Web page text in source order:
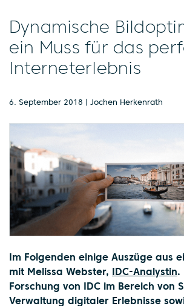
Dynamische
ein Muss für das
Interneterlebnis
6. September 2018 | Jochen Herkenrath
Im Folgenden einige Auszüge aus
mit Melissa Webster,
IDC-Analystin.
Forschung von IDC im Bereich von
Verwaltung digitaler Erlebnisse